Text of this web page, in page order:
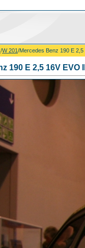
/W 201/Mercedes Benz 190 E 2,5
190 E 2,5 16V EVO